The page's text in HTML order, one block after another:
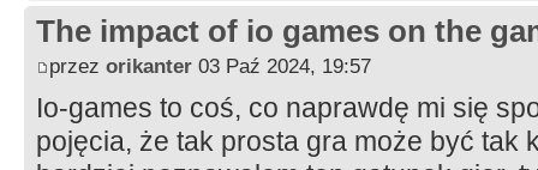
The impact of io games on the
przez orikanter 03 Paź 2024, 19:57
Io-games to coś, co naprawdę mi się
pojęcia, że tak prosta gra może być tak